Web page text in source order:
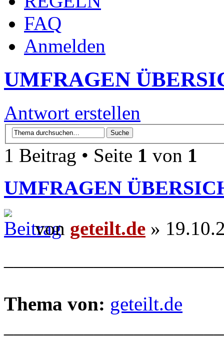
FAQ
Anmelden
UMFRAGEN
Antwort erstellen
1 Beitrag • Seite 1 von 1
UMFRAGEN
von geteilt.de »
Thema von: geteilt.de